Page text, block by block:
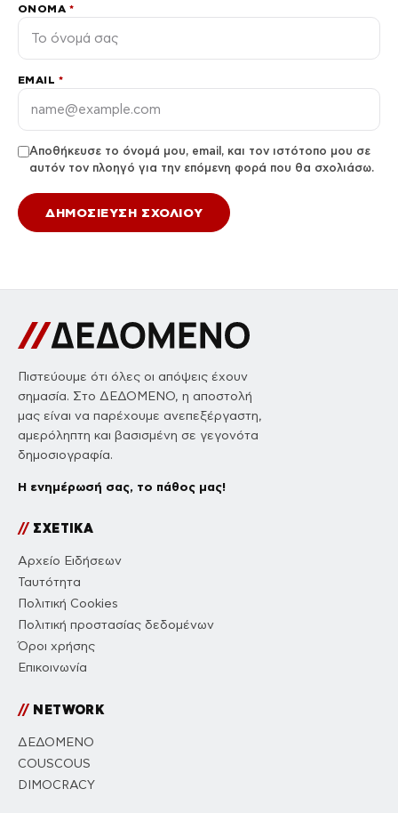
ΌΝΟΜΑ *
EMAIL *
Αποθήκευσε το όνομά μου, email, και τον ιστότοπο μου σε
αυτόν τον πλοηγό για την επόμενη φορά που θα σχολιάσω.
Πιστεύουμε ότι όλες οι απόψεις έχουν
σημασία. Στο ΔΕΔΟΜΕΝΟ, η αποστολή
μας είναι να παρέχουμε ανεπεξέργαστη,
αμερόληπτη και βασισμένη σε γεγονότα
δημοσιογραφία.
Η ενημέρωσή σας, το πάθος μας!
//ΣΧΕΤΙΚΑ
Αρχείο Ειδήσεων
Ταυτότητα
Πολιτική Cookies
Πολιτική προστασίας δεδομένων
Όροι χρήσης
Επικοινωνία
//NETWORK
ΔΕΔΟΜΕΝΟ
COUSCOUS
DIMOCRACY